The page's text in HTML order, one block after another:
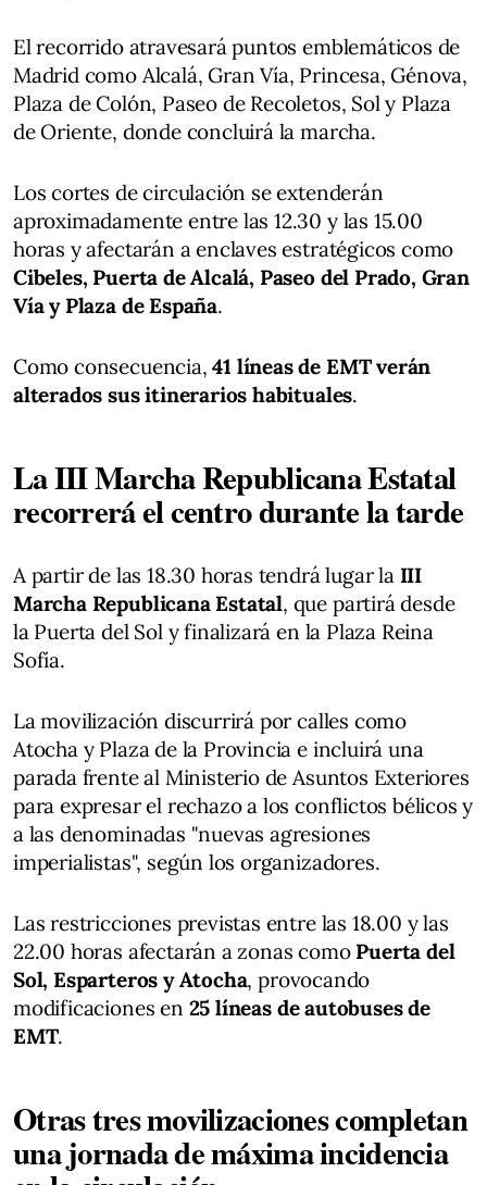
El recorrido atravesará puntos emblemáticos de
Madrid como Alcalá, Gran Vía, Princesa, Génova,
Plaza de Colón, Paseo de Recoletos, Sol y Plaza
de Oriente, donde concluirá la marcha.
Los cortes de circulación se extenderán
aproximadamente entre las 12.30 y las 15.00
horas y afectarán a enclaves estratégicos como
Cibeles, Puerta de Alcalá, Paseo del Prado, Gran
Vía y Plaza de España.
Como consecuencia,41 líneas de EMT verán
alterados sus itinerarios habituales.
La III Marcha Republicana Estatal
recorrerá el centro durante la tarde
A partir de las 18.30 horas tendrá lugar la III
Marcha Republicana Estatal, que partirá desde
la Puerta del Sol y finalizará en la Plaza Reina
Sofía.
La movilización discurrirá por calles como
Atocha y Plaza de la Provincia e incluirá una
parada frente al Ministerio de Asuntos Exteriores
para expresar el rechazo a los conflictos bélicos y
a las denominadas "nuevas agresiones
imperialistas", según los organizadores.
Las restricciones previstas entre las 18.00 y las
22.00 horas afectarán a zonas como Puerta del
Sol, Esparteros y Atocha, provocando
modificaciones en 25 líneas de autobuses de
EMT.
Otras tres movilizaciones completan
una jornada de máxima incidencia